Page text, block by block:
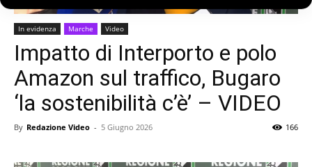
In evidenza Marche Video
Impatto di Interporto e polo
Amazon sul traffico, Bugaro
‘la sostenibilità c’è’ – VIDEO
By Redazione Video - 5 Giugno 2026 166